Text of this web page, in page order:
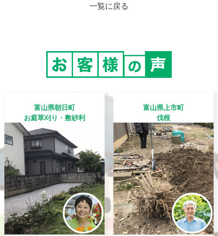
一覧に戻る
富山県朝日町
お庭草刈り・敷砂利
富山県上市町
伐根